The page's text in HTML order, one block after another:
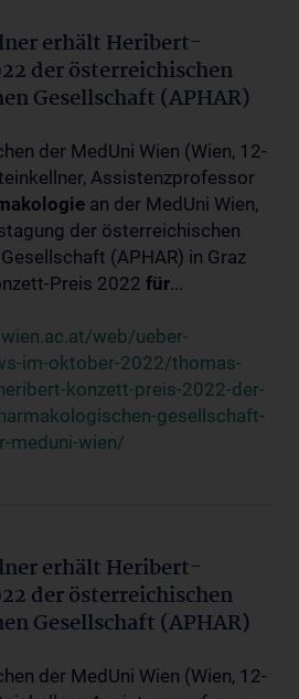
erhält Heribert-
der österreichischen
Gesellschaft (APHAR)
der MedUni Wien (Wien, 12-
Assistenzprofessor
an der MedUni Wien,
der österreichischen
(APHAR) in Graz
Preis 2022 für...
web/ueber-
im-oktober-2022/thomas-
konzett-preis-2022-der-
gesellschaft-
meduni-wien/
erhält Heribert-
der österreichischen
Gesellschaft (APHAR)
der MedUni Wien (Wien, 12-